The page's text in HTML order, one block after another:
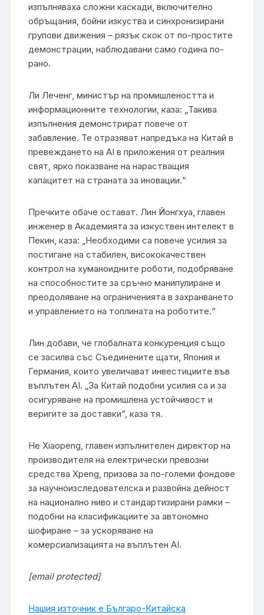
изпълняваха сложни каскади, включително
обръщания, бойни изкуства и синхронизирани
групови движения – рязък скок от по-простите
демонстрации, наблюдавани само година по-
рано.
Ли Леченг, министър на промишлеността и
информационните технологии, каза: „Такива
изпълнения демонстрират повече от
забавление. Те отразяват напредъка на Китай в
превеждането на AI в приложения от реалния
свят, ярко показване на нарастващия
капацитет на страната за иновации.“
Пречките обаче остават. Лин Йонгхуа, главен
инженер в Академията за изкуствен интелект в
Пекин, каза: „Необходими са повече усилия за
постигане на стабилен, висококачествен
контрол на хуманоидните роботи, подобряване
на способностите за сръчно манипулиране и
преодоляване на ограниченията в захранването
и управлението на топлината на роботите.“
Лин добави, че глобалната конкуренция също
се засилва със Съединените щати, Япония и
Германия, които увеличават инвестициите във
въплътен AI. „За Китай подобни усилия са и за
осигуряване на промишлена устойчивост и
веригите за доставки“, каза тя.
He Xiaopeng, главен изпълнителен директор на
производителя на електрически превозни
средства Xpeng, призова за по-големи фондове
за научноизследователска и развойна дейност
на национално ниво и стандартизирани рамки –
подобни на класификациите за автономно
шофиране – за ускоряване на
комерсиализацията на въплътен AI.
[email protected]
Нашия източник е Българо-Китайска